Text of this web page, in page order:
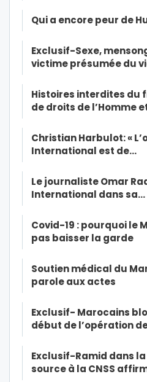
Qui a encore peur de
Exclusif-Sexe,
victime présumée du
Histoires interdites du
de droits de l’Homme
Christian Harbulot: «
International est de…
Le journaliste Omar
International dans sa…
Covid-19 : pourquoi le
pas baisser la garde
Soutien médical du
parole aux actes
Exclusif- Marocains
début de l’opération
Exclusif-Ramid dans
source à la CNSS